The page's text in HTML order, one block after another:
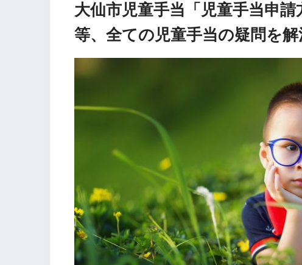
大仙市児童手当「児童手当申
等、全ての児童手当の疑問を解